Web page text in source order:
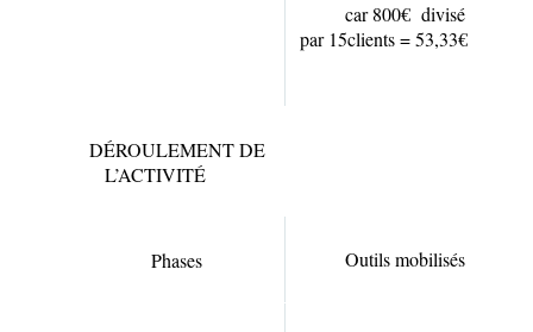
car 800€ divisé
par 15clients = 53,33€
DÉROULEMENT DE
L’ACTIVITÉ
Phases Outils mobilisés